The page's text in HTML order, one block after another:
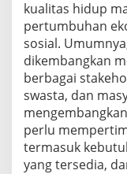
kualitas hidup
pertumbuhan
sosial.
dikembangkan
berbagai
swasta, dan
perlu
termasuk
yang tersedia,